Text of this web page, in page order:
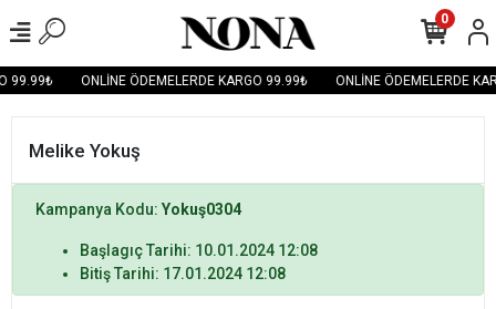
99.99₺ ONLİNE ÖDEMELERDE KARGO 99.99₺ ONLİNE ÖDEMELERDE
0
Melike Yokuş
Kampanya Kodu: Yokuş0304
Başlagıç Tarihi: 10.01.2024 12:08
Bitiş Tarihi: 17.01.2024 12:08